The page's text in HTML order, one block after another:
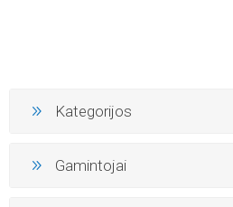
Kategorijos
Gamintojai